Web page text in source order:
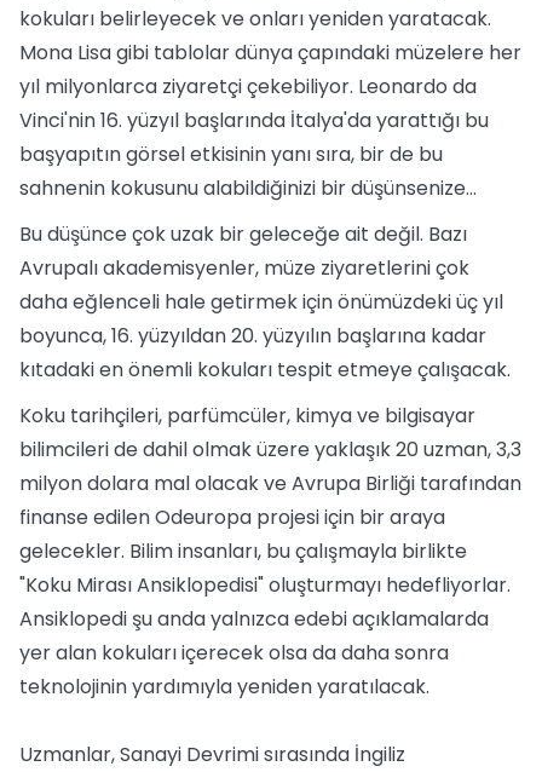
kokuları belirleyecek ve onları yeniden yaratacak.
Mona Lisa gibi tablolar dünya çapındaki müzelere her
yıl milyonlarca ziyaretçi çekebiliyor. Leonardo da
Vinci'nin 16. yüzyıl başlarında İtalya'da yarattığı bu
başyapıtın görsel etkisinin yanı sıra, bir de bu
sahnenin kokusunu alabildiğinizi bir düşünsenize...
Bu düşünce çok uzak bir geleceğe ait değil. Bazı
Avrupalı akademisyenler, müze ziyaretlerini çok
daha eğlenceli hale getirmek için önümüzdeki üç yıl
boyunca, 16. yüzyıldan 20. yüzyılın başlarına kadar
kıtadaki en önemli kokuları tespit etmeye çalışacak.
Koku tarihçileri, parfümcüler, kimya ve bilgisayar
bilimcileri de dahil olmak üzere yaklaşık 20 uzman, 3,3
milyon dolara mal olacak ve Avrupa Birliği tarafından
finanse edilen Odeuropa projesi için bir araya
gelecekler. Bilim insanları, bu çalışmayla birlikte
"Koku Mirası Ansiklopedisi" oluşturmayı hedefliyorlar.
Ansiklopedi şu anda yalnızca edebi açıklamalarda
yer alan kokuları içerecek olsa da daha sonra
teknolojinin yardımıyla yeniden yaratılacak.
Uzmanlar, Sanayi Devrimi sırasında İngiliz